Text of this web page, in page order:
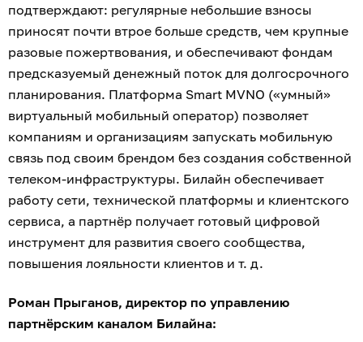
подтверждают: регулярные небольшие взносы
приносят почти втрое больше средств, чем крупные
разовые пожертвования, и обеспечивают фондам
предсказуемый денежный поток для долгосрочного
планирования. Платформа Smart MVNO («умный»
виртуальный мобильный оператор) позволяет
компаниям и организациям запускать мобильную
связь под своим брендом без создания собственной
телеком-инфраструктуры. Билайн обеспечивает
работу сети, технической платформы и клиентского
сервиса, а партнёр получает готовый цифровой
инструмент для развития своего сообщества,
повышения лояльности клиентов и т. д.
Роман Прыганов, директор по управлению
партнёрским каналом Билайна: